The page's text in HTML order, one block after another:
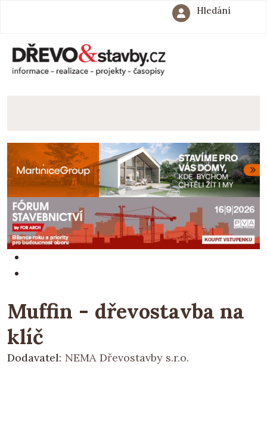
Hledání
Muffin - dřevostavba na
klíč
Dodavatel: NEMA Dřevostavby s.r.o.